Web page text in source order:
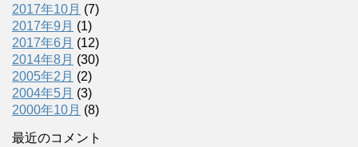
2017年10月 (7)
2017年9月 (1)
2017年6月 (12)
2014年8月 (30)
2005年2月 (2)
2004年5月 (3)
2000年10月 (8)
最近のコメント